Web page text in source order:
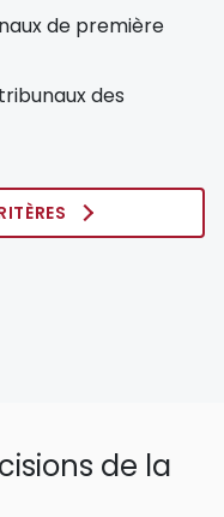
de première
des
de la